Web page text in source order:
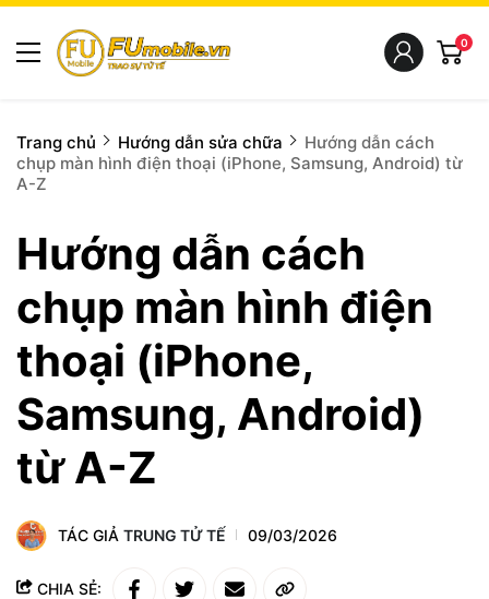
0
Trang chủ Hướng dẫn sửa chữa
Hướng dẫn cách
chụp màn hình điện thoại (iPhone, Samsung, Android) từ
A-Z
Hướng dẫn cách
chụp màn hình điện
thoại (iPhone,
Samsung, Android)
từ A-Z
TÁC GIẢ TRUNG TỬ TẾ 09/03/2026
CHIA SẺ: